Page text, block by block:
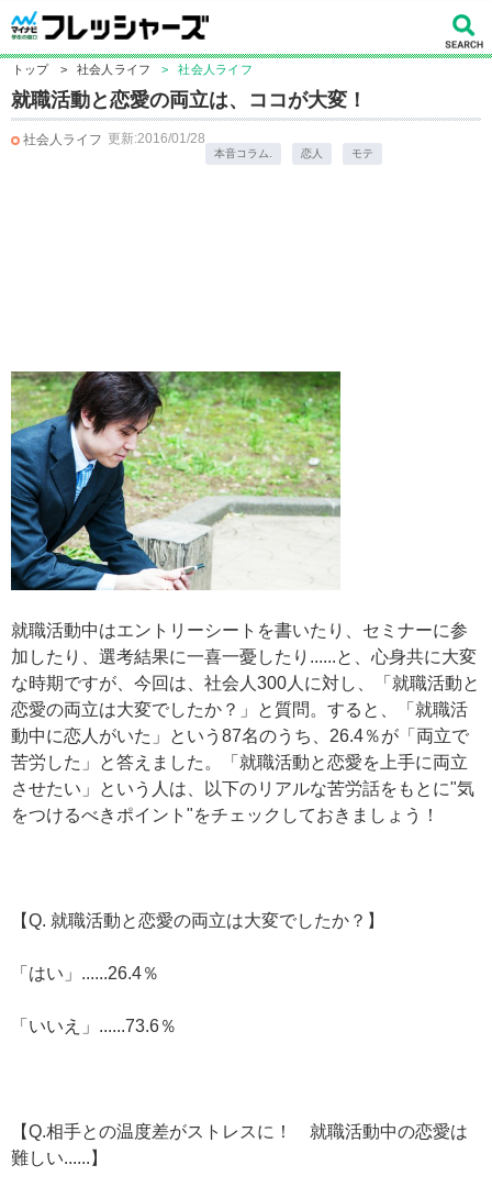
トップ > 社会人ライフ > 社会人ライフ
就職活動と恋愛の両立は、ココが大変！
社会人ライフ 更新:2016/01/28
本音コラム. 恋人 モテ
就職活動中はエントリーシートを書いたり、セミナーに参
加したり、選考結果に一喜一憂したり......と、心身共に大変
な時期ですが、今回は、社会人300人に対し、「就職活動と
恋愛の両立は大変でしたか？」と質問。すると、「就職活
動中に恋人がいた」という87名のうち、26.4％が「両立で
苦労した」と答えました。「就職活動と恋愛を上手に両立
させたい」という人は、以下のリアルな苦労話をもとに"気
をつけるべきポイント"をチェックしておきましょう！
【Q. 就職活動と恋愛の両立は大変でしたか？】
「はい」......26.4％
「いいえ」......73.6％
【Q.相手との温度差がストレスに！ 就職活動中の恋愛は
難しい......】